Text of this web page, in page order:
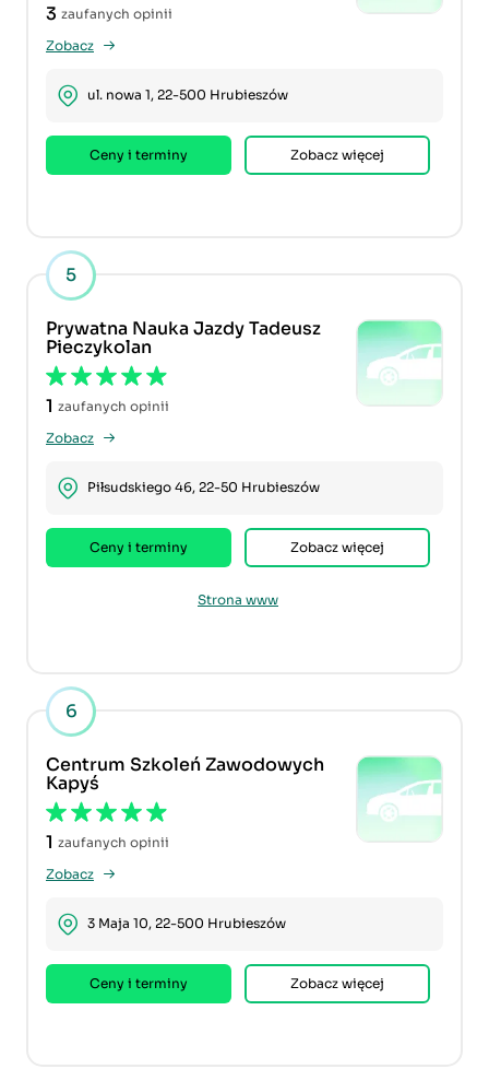
3 zaufanych opinii
Zobacz
ul. nowa 1, 22-500 Hrubieszów
Ceny i terminy Zobacz więcej
5
Prywatna Nauka Jazdy Tadeusz
Pieczykolan
1 zaufanych opinii
Zobacz
Piłsudskiego 46, 22-50 Hrubieszów
Ceny i terminy Zobacz więcej
Strona www
6
Centrum Szkoleń Zawodowych
Kapyś
1 zaufanych opinii
Zobacz
3 Maja 10, 22-500 Hrubieszów
Ceny i terminy Zobacz więcej